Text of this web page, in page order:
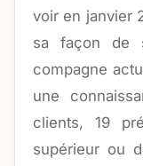
voir en janvier
sa façon de
compagne
une
clients, 19
supérieur ou